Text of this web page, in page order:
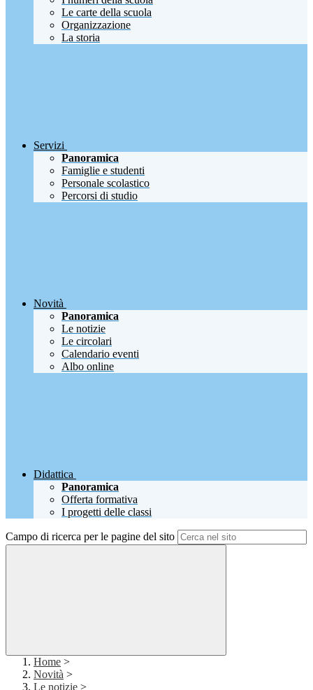
Le carte della scuola
Organizzazione
La storia
Servizi
Panoramica
Famiglie e studenti
Personale scolastico
Percorsi di studio
Novità
Panoramica
Le notizie
Le circolari
Calendario eventi
Albo online
Didattica
Panoramica
Offerta formativa
I progetti delle classi
Campo di ricerca per le pagine del sito
Home >
Novità >
Le notizie >